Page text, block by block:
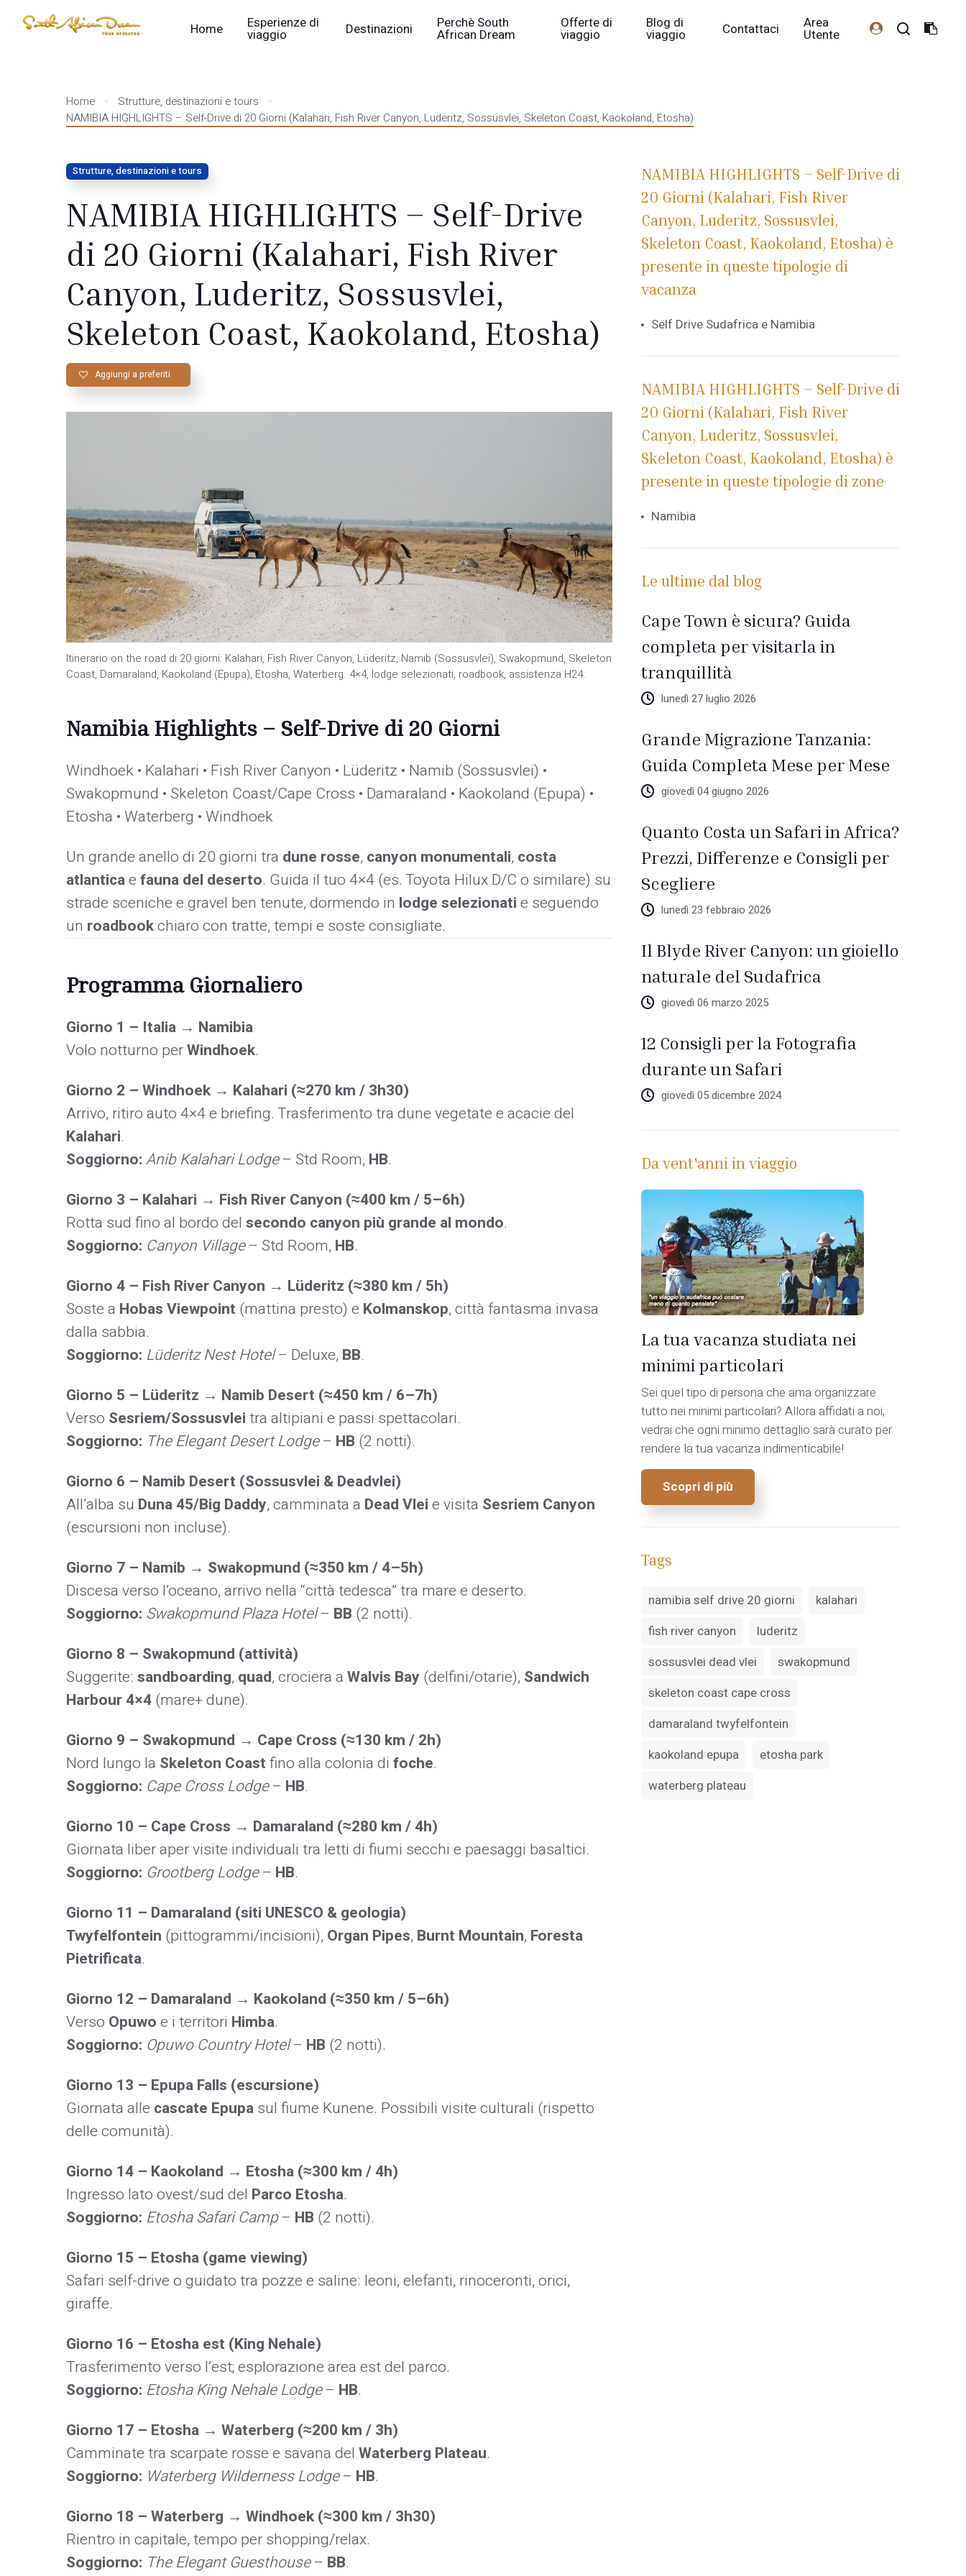
Home Esperienze di
viaggio Destinazioni Perchè South
African Dream
Offerte di
viaggio
Blog di
viaggio Contattaci Area
Utente
Home
Strutture, destinazioni e tours
NAMIBIA HIGHLIGHTS – Self-Drive di 20 Giorni (Kalahari, Fish River Canyon, Luderitz, Sossusvlei, Skeleton Coast, Kaokoland, Etosha)
Strutture, destinazioni e tours
NAMIBIA HIGHLIGHTS – Self-Drive
di 20 Giorni (Kalahari, Fish River
Canyon, Luderitz, Sossusvlei,
Skeleton Coast, Kaokoland, Etosha)
Aggiungi a preferiti
Itinerario on the road di 20 giorni: Kalahari, Fish River Canyon, Lüderitz, Namib (Sossusvlei), Swakopmund, Skeleton
Coast, Damaraland, Kaokoland (Epupa), Etosha, Waterberg. 4×4, lodge selezionati, roadbook, assistenza H24.
Namibia Highlights – Self-Drive di 20 Giorni
Windhoek • Kalahari • Fish River Canyon • Lüderitz • Namib (Sossusvlei) •
Swakopmund • Skeleton Coast/Cape Cross • Damaraland • Kaokoland (Epupa) •
Etosha • Waterberg • Windhoek
Un grande anello di 20 giorni tra dune rosse, canyon monumentali, costa
atlanticaefauna del deserto. Guida il tuo 4×4 (es. Toyota Hilux D/C o similare) su
strade sceniche e gravel ben tenute, dormendo in lodge selezionatie seguendo
un roadbookchiaro con tratte, tempi e soste consigliate.
Programma Giornaliero
Giorno 1 – Italia → Namibia
Volo notturno perWindhoek.
Giorno 2 – Windhoek → Kalahari (≈270 km / 3h30)
Arrivo, ritiro auto 4×4 e briefing. Trasferimento tra dune vegetate e acacie del
Kalahari.
Soggiorno:Anib Kalahari Lodge– Std Room, HB.
Giorno 3 – Kalahari → Fish River Canyon (≈400 km / 5–6h)
Rotta sud fino al bordo del secondo canyon più grande al mondo.
Soggiorno: Canyon Village– Std Room, HB.
Giorno 4 – Fish River Canyon → Lüderitz (≈380 km / 5h)
Soste a Hobas Viewpoint (mattina presto) e Kolmanskop, città fantasma invasa
dalla sabbia.
Soggiorno: Lüderitz Nest Hotel– Deluxe, BB.
Giorno 5 – Lüderitz → Namib Desert (≈450 km / 6–7h)
Verso Sesriem/Sossusvleitra altipiani e passi spettacolari.
Soggiorno: The Elegant Desert Lodge– HB (2 notti).
Giorno 6 – Namib Desert (Sossusvlei & Deadvlei)
All’alba su Duna 45/Big Daddy, camminata a Dead Vleie visita Sesriem Canyon
(escursioni non incluse).
Giorno 7 – Namib → Swakopmund (≈350 km / 4–5h)
Discesa verso l’oceano, arrivo nella “città tedesca” tra mare e deserto.
Soggiorno: Swakopmund Plaza Hotel– BB (2 notti).
Giorno 8 – Swakopmund (attività)
Suggerite: sandboarding, quad, crociera aWalvis Bay (delfini/otarie), Sandwich
Harbour 4×4(mare+ dune).
Giorno 9 – Swakopmund → Cape Cross (≈130 km / 2h)
Nord lungo la Skeleton Coastfino alla colonia di foche.
Soggiorno: Cape Cross Lodge– HB.
Giorno 10 – Cape Cross → Damaraland (≈280 km / 4h)
Giornata liber aper visite individuali tra letti di fiumi secchi e paesaggi basaltici.
Soggiorno: Grootberg Lodge– HB.
Giorno 11 – Damaraland (siti UNESCO & geologia)
Twyfelfontein (pittogrammi/incisioni), Organ Pipes, Burnt Mountain, Foresta
Pietrificata.
Giorno 12 – Damaraland → Kaokoland (≈350 km / 5–6h)
Verso Opuwoe i territori Himba.
Soggiorno: Opuwo Country Hotel– HB (2 notti).
Giorno 13 – Epupa Falls (escursione)
Giornata alle cascate Epupasul fiume Kunene. Possibili visite culturali (rispetto
delle comunità).
Giorno 14 – Kaokoland → Etosha (≈300 km / 4h)
Ingresso lato ovest/sud del Parco Etosha.
Soggiorno: Etosha Safari Camp– HB (2 notti).
Giorno 15 – Etosha (game viewing)
Safari self-drive o guidato tra pozze e saline: leoni, elefanti, rinoceronti, orici,
giraffe.
Giorno 16 – Etosha est (King Nehale)
Trasferimento verso l’est; esplorazione area est del parco.
Soggiorno: Etosha King Nehale Lodge– HB.
Giorno 17 – Etosha → Waterberg (≈200 km / 3h)
Camminate tra scarpate rosse e savana del Waterberg Plateau.
Soggiorno: Waterberg Wilderness Lodge– HB.
Giorno 18 – Waterberg → Windhoek (≈300 km / 3h30)
Rientro in capitale, tempo per shopping/relax.
Soggiorno: The Elegant Guesthouse– BB.
NAMIBIA HIGHLIGHTS – Self-Drive di
20 Giorni (Kalahari, Fish River
Canyon, Luderitz, Sossusvlei,
Skeleton Coast, Kaokoland, Etosha) è
presente in queste tipologie di
vacanza
Self Drive Sudafrica e Namibia
NAMIBIA HIGHLIGHTS – Self-Drive di
20 Giorni (Kalahari, Fish River
Canyon, Luderitz, Sossusvlei,
Skeleton Coast, Kaokoland, Etosha) è
presente in queste tipologie di zone
Namibia
Le ultime dal blog
Cape Town è sicura? Guida
completa per visitarla in
tranquillità
lunedì 27 luglio 2026
Grande Migrazione Tanzania:
Guida Completa Mese per Mese
giovedì 04 giugno 2026
Quanto Costa un Safari in Africa?
Prezzi, Differenze e Consigli per
Scegliere
lunedì 23 febbraio 2026
Il Blyde River Canyon: un gioiello
naturale del Sudafrica
giovedì 06 marzo 2025
12 Consigli per la Fotografia
durante un Safari
giovedì 05 dicembre 2024
Da vent'anni in viaggio
La tua vacanza studiata nei
minimi particolari
Sei quel tipo di persona che ama organizzare
tutto nei minimi particolari? Allora affidati a noi,
vedrai che ogni minimo dettaglio sarà curato per
rendere la tua vacanza indimenticabile!
Scopri di più
Tags
namibia self drive 20 giorni
kalahari
fish river canyon
luderitz
sossusvlei dead vlei
swakopmund
skeleton coast cape cross
damaraland twyfelfontein
kaokoland epupa
etosha park
waterberg plateau